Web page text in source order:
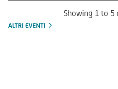
Showing 1 to 5
ALTRI EVENTI